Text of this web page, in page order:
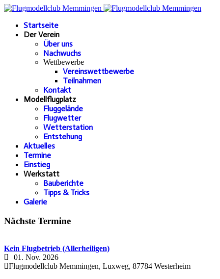
Startseite
Der Verein
Über uns
Nachwuchs
Wettbewerbe
Vereinswettbewerbe
Teilnahmen
Kontakt
Modellflugplatz
Fluggelände
Flugwetter
Wetterstation
Entstehung
Aktuelles
Termine
Einstieg
Werkstatt
Bauberichte
Tipps & Tricks
Galerie
Nächste Termine
Kein Flugbetrieb (Allerheiligen)
01. Nov. 2026
Flugmodellclub Memmingen, Luxweg, 87784 Westerheim